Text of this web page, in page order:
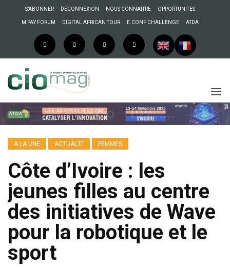
S’ABONNER DECONNEXION NOUS CONNAÎTRE OPPORTUNITES
M PAY FORUM DIGITAL AFRICAN TOUR E.CONF CHALLENGE ATDA
A LA UNE ACTUAL’IT FEMMES
Côte d’Ivoire : les
jeunes filles au centre
des initiatives de Wave
pour la robotique et le
sport